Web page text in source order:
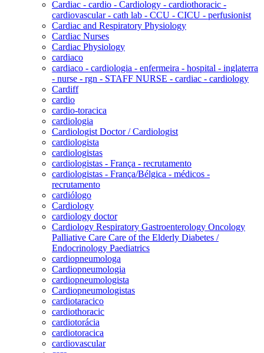
Cardiac - cardio - Cardiology - cardiothoracic -
cardiovascular - cath lab - CCU - CICU - perfusionist
Cardiac and Respiratory Physiology
Cardiac Nurses
Cardiac Physiology
cardiaco
cardiaco - cardiologia - enfermeira - hospital - inglaterra
- nurse - rgn - STAFF NURSE - cardiac - cardiology
Cardiff
cardio
cardio-toracica
cardiologia
Cardiologist Doctor / Cardiologist
cardiologista
cardiologistas
cardiologistas - França - recrutamento
cardiologistas - França/Bélgica - médicos -
recrutamento
cardiólogo
Cardiology
cardiology doctor
Cardiology Respiratory Gastroenterology Oncology
Palliative Care Care of the Elderly Diabetes /
Endocrinology Paediatrics
cardiopneumologa
Cardiopneumologia
cardiopneumologista
Cardiopneumologistas
cardiotaracico
cardiothoracic
cardiotorácia
cardiotoracica
cardiovascular